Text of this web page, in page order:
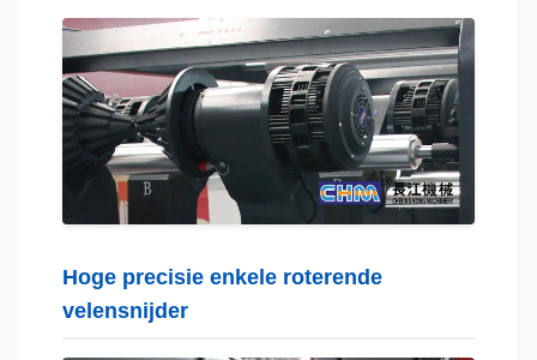
Hoge precisie enkele roterende
velensnijder